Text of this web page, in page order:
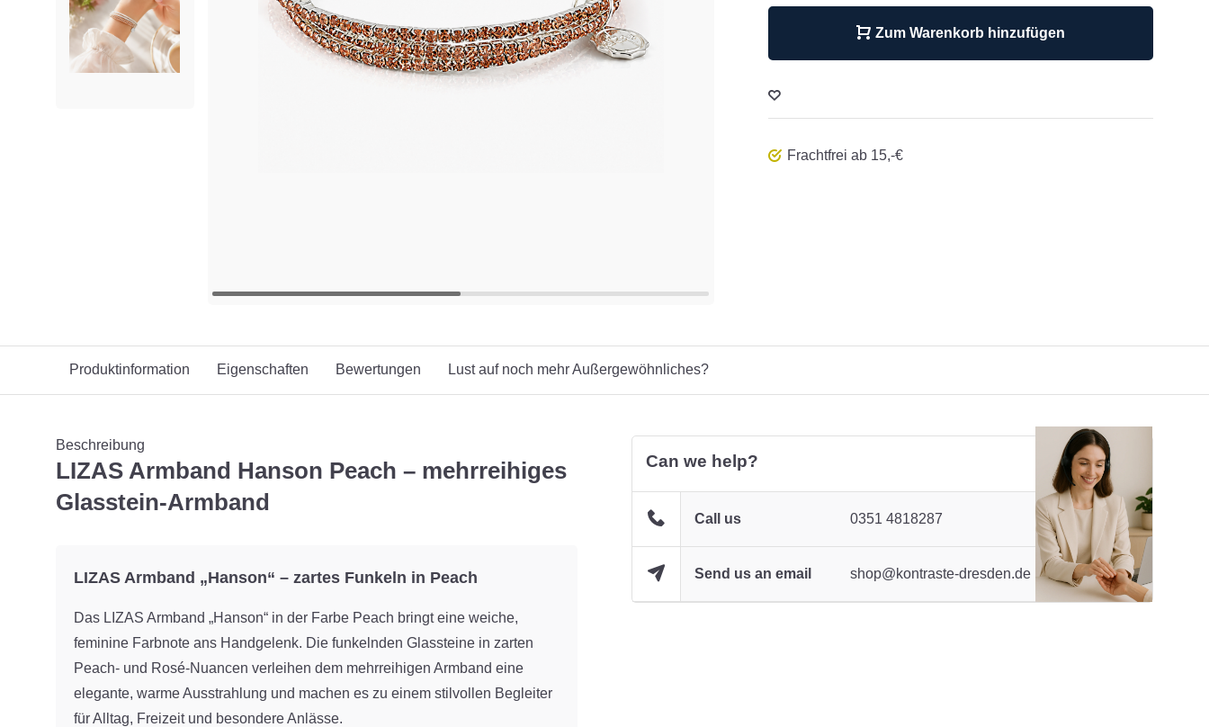
Zum Warenkorb hinzufügen
Frachtfrei ab 15,-€
Produktinformation Eigenschaften Bewertungen Lust auf noch mehr Außergewöhnliches?
Beschreibung
LIZAS Armband Hanson Peach – mehrreihiges
Glasstein-Armband
LIZAS Armband „Hanson“ – zartes Funkeln in Peach
Das LIZAS Armband „Hanson“ in der Farbe Peach bringt eine weiche,
feminine Farbnote ans Handgelenk. Die funkelnden Glassteine in zarten
Peach- und Rosé-Nuancen verleihen dem mehrreihigen Armband eine
elegante, warme Ausstrahlung und machen es zu einem stilvollen Begleiter
für Alltag, Freizeit und besondere Anlässe.
Can we help?
Call us 0351 4818287
Send us an email shop@kontraste-dresden.de